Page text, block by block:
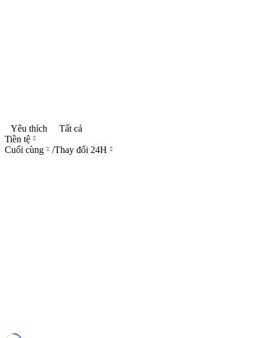
Yêu thích
Tất cả
Tiền tệ
Cuối cùng
/Thay đổi 24H